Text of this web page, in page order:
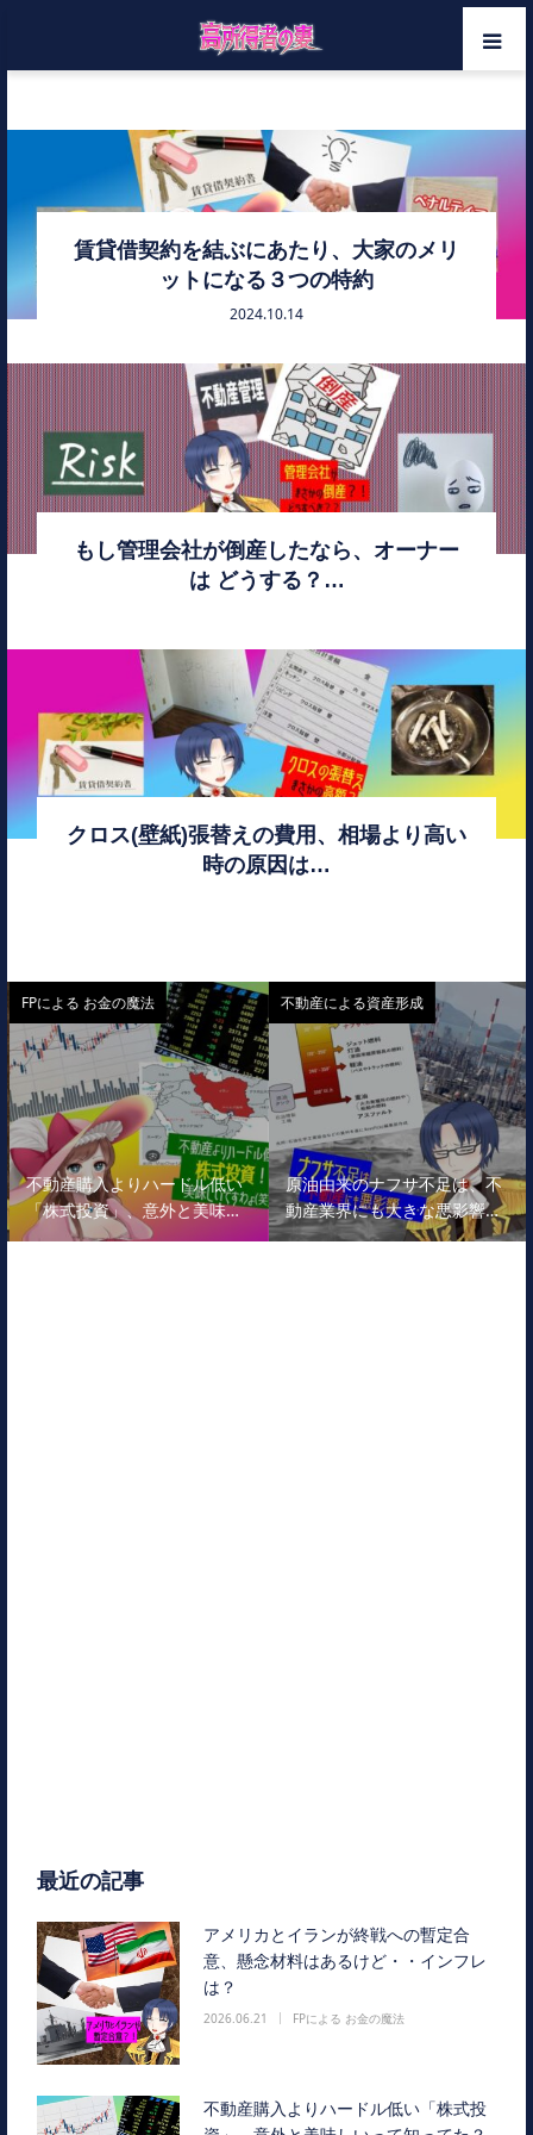
賃貸借契約を結ぶにあたり、大家のメリ
ットになる３つの特約
2024.10.14
もし管理会社が倒産したなら、オーナー
は どうする？…
クロス(壁紙)張替えの費用、相場より高い
時の原因は…
FPによる お金の魔法
不動産購入よりハードル低い
「株式投資」、意外と美味…
不動産による資産形成
原油由来のナフサ不足は、不
動産業界にも大きな悪影響…
最近の記事
アメリカとイランが終戦への暫定合
意、懸念材料はあるけど・・インフレ
は？
2026.06.21 FPによる お金の魔法
不動産購入よりハードル低い「株式投
メンバー
カテゴリー